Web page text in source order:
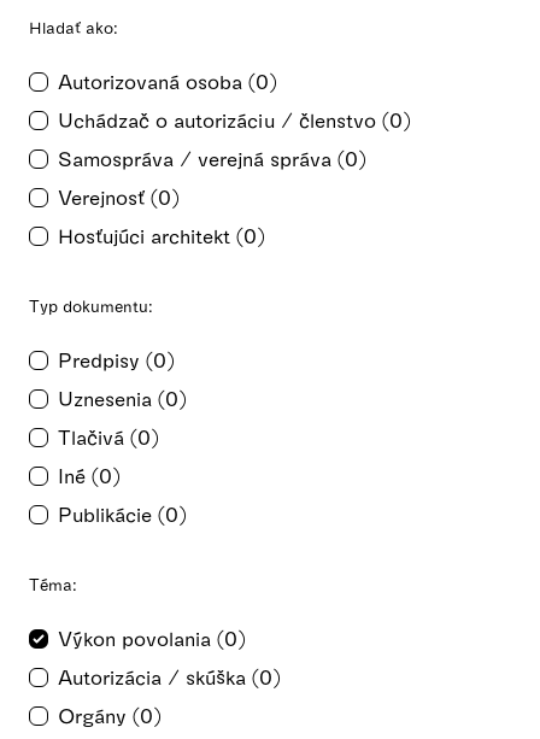
Hladať ako:
Autorizovaná osoba (0)
Uchádzač o autorizáciu / členstvo (0)
Samospráva / verejná správa (0)
Verejnosť (0)
Hosťujúci architekt (0)
Typ dokumentu:
Predpisy (0)
Uznesenia (0)
Tlačivá (0)
Iné (0)
Publikácie (0)
Téma:
Výkon povolania (0)
Autorizácia / skúška (0)
Orgány (0)